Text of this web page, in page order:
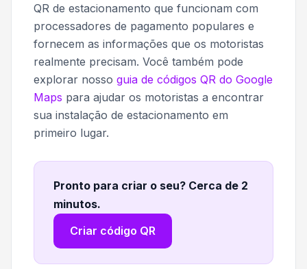
QR de estacionamento que funcionam com
processadores de pagamento populares e
fornecem as informações que os motoristas
realmente precisam. Você também pode
explorar nosso guia de códigos QR do Google
Maps para ajudar os motoristas a encontrar
sua instalação de estacionamento em
primeiro lugar.
Pronto para criar o seu? Cerca de 2
minutos.
Criar código QR